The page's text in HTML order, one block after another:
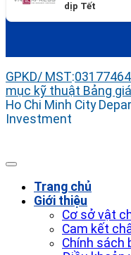
dịp Tết
GPKD/ MST:
mục kỹ thuật Bảng giá
Ho Chi Minh City
Investment
Trang chủ
Giới thiệu
Cơ sở vật
Cam kết
Chính sách